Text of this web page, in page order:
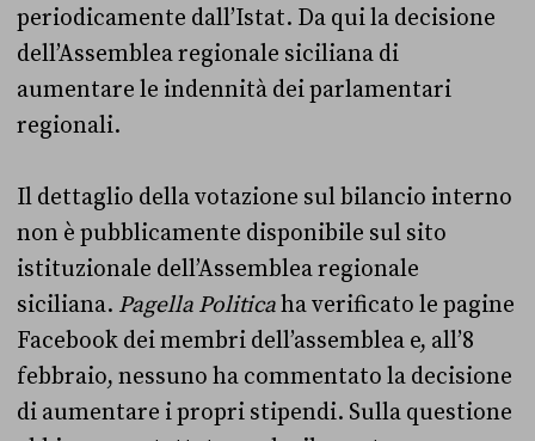
periodicamente dall’Istat. Da qui la decisione
dell’Assemblea regionale siciliana di
aumentare le indennità dei parlamentari
regionali.
Il dettaglio della votazione sul bilancio interno
non è pubblicamente disponibile sul sito
istituzionale dell’Assemblea regionale
siciliana. Pagella Politicaha verificato le pagine
Facebook dei membri dell’assemblea e, all’8
febbraio, nessuno ha commentato la decisione
di aumentare i propri stipendi. Sulla questione